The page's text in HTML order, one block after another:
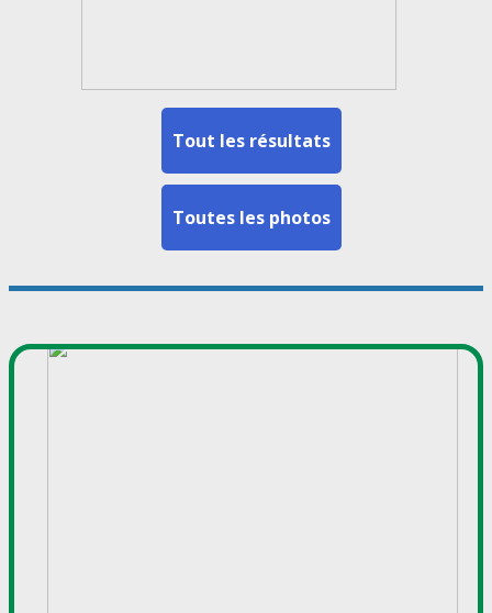
Tout les résultats
Toutes les photos